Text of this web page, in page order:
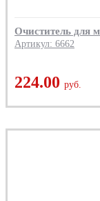
Очиститель для
Артикул: 6662
224.00 руб.